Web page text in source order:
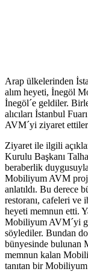
Arap ülkelerinden
alım heyeti, İnegöl
İnegöl´e geldiler.
alıcıları İstanbul
AVM´yi ziyaret
Ziyaret ile ilgili
Kurulu Başkanı
beraberlik
Mobiliyum AVM
anlatıldı. Bu derece
restoranı, cafeleri ve
heyeti memnun etti.
Mobiliyum AVM´yi
söylediler. Bundan
bünyesinde bulunan
memnun kalan
tanıtan bir